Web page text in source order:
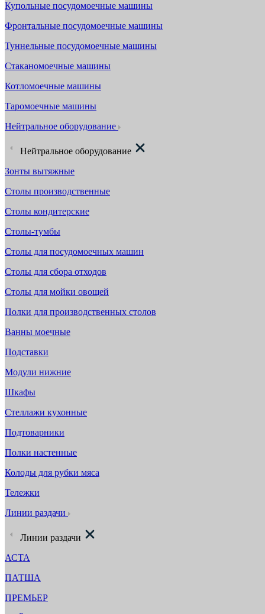
Купольные посудомоечные машины
Фронтальные посудомоечные машины
Туннельные посудомоечные машины
Стаканомоечные машины
Котломоечные машины
Таромоечные машины
Нейтральное оборудование
Нейтральное оборудование
Зонты вытяжные
Столы производственные
Столы кондитерские
Столы-тумбы
Столы для посудомоечных машин
Столы для сбора отходов
Столы для мойки овощей
Полки для производственных столов
Ванны моечные
Подставки
Модули нижние
Шкафы
Стеллажи кухонные
Подтоварники
Полки настенные
Колоды для рубки мяса
Тележки
Линии раздачи
Линии раздачи
АСТА
ПАТША
ПРЕМЬЕР